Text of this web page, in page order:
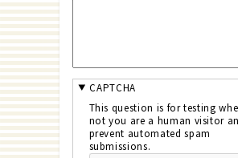
CAPTCHA
This question is for testing
not you are a human visitor
prevent automated spam
submissions.